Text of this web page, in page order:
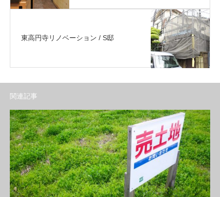
東高円寺リノベーション / S邸
関連記事